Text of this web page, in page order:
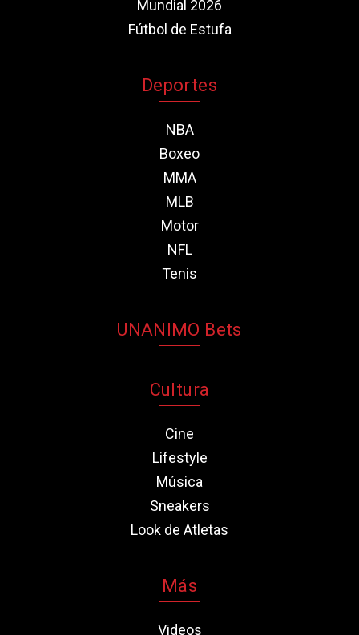
Mundial 2026
Fútbol de Estufa
Deportes
NBA
Boxeo
MMA
MLB
Motor
NFL
Tenis
UNANIMO Bets
Cultura
Cine
Lifestyle
Música
Sneakers
Look de Atletas
Más
Videos